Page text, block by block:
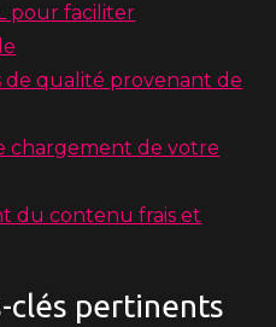
pour faciliter
de qualité provenant de
chargement de votre
du contenu frais et
clés pertinents